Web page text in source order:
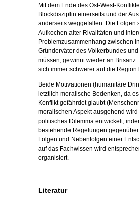
Mit dem Ende des Ost-West-
Blockdisziplin einerseits und der
anderseits weggefallen. Die
Aufkochen alter Rivalitäten und
Problemzusammenhang zwischen
Gründerväter des Völkerbundes
müssen, gewinnt wieder an
sich immer schwerer auf die Region
Beide Motivationen (humanitäre
letztlich moralische Bedenken, da
Konflikt gefährdet glaubt
moralischen Aspekt ausgehend
politisches Dilemma entwickelt,
bestehende Regelungen
Folgen und Nebenfolgen einer
auf das Fachwissen wird
organisiert.
Literatur